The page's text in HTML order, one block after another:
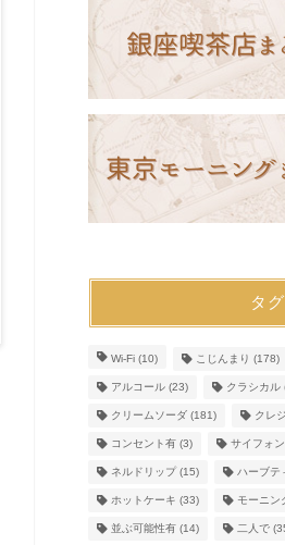
タグ
Wi-Fi(10) こじんまり (178)
アルコール(23) クラシカル
クリームソーダ(181) クレ
コンセント有(3) サイフォン
ネルドリップ(15) ハーブテ
ホットケーキ (33) モーニン
並ぶ可能性有(14) 二人で